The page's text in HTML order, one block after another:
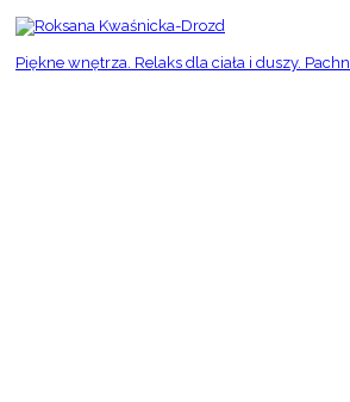
Piękne wnętrza. Relaks dla ciała i duszy. Pachn